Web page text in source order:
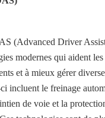
(Advanced Driver
modernes qui aident
et à mieux gérer
incluent le freinage
de voie et la